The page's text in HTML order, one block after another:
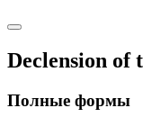
Declension of
Полные формы